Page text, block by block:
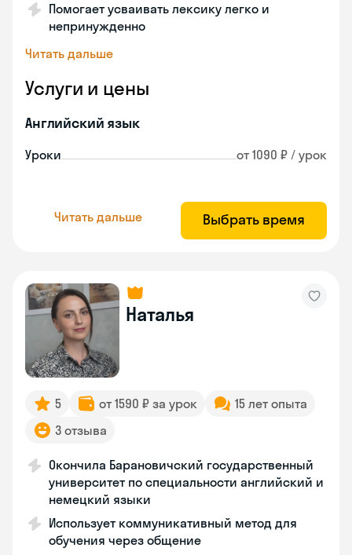
Помогает усваивать лексику легко и
непринужденно
Читать дальше
Услуги и цены
Английский язык
Уроки от 1090 ₽ / урок
Читать дальше Выбрать время
Наталья
5 от 1590 ₽ за урок
15 лет опыта
3 отзыва
Окончила Барановичский государственный
университет по специальности английский и
немецкий языки
Использует коммуникативный метод для
обучения через общение